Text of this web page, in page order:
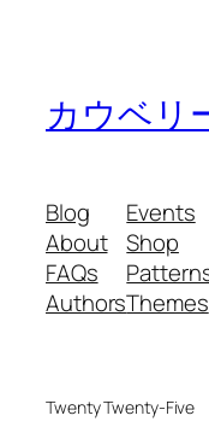
カウベリ
Blog
About
FAQs
Authors
Events
Shop
Themes
Twenty Twenty-Five